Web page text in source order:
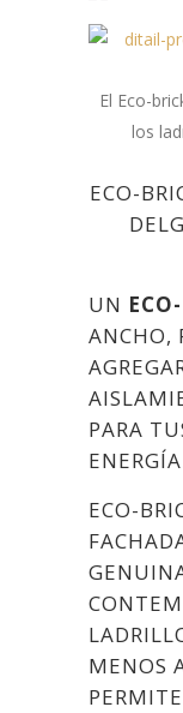
El Eco-
los
ECO-
UN
ANCHO,
PARA
ECO-
MENOS